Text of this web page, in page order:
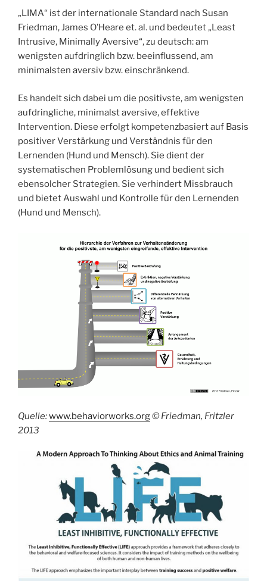
„LIMA“ ist der internationale Standard nach Susan
Friedman, James O’Heare et. al. und bedeutet „Least
Intrusive, Minimally Aversive“, zu deutsch: am
wenigsten aufdringlich bzw. beeinflussend, am
minimalsten aversiv bzw. einschränkend.
Es handelt sich dabei um die positivste, am wenigsten
aufdringliche, minimalst aversive, effektive
Intervention. Diese erfolgt kompetenzbasiert auf Basis
positiver Verstärkung und Verständnis für den
Lernenden (Hund und Mensch). Sie dient der
systematischen Problemlösung und bedient sich
ebensolcher Strategien. Sie verhindert Missbrauch
und bietet Auswahl und Kontrolle für den Lernenden
(Hund und Mensch).
Quelle:www.behaviorworks.org© Friedman, Fritzler
2013